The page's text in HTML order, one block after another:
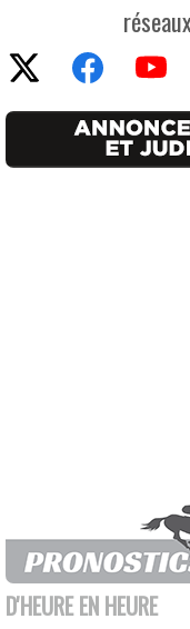
D'HEURE EN HEURE